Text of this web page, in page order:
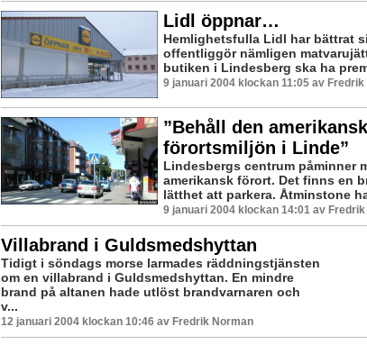
Lidl öppnar…
Hemlighetsfulla Lidl har bättrat
offentliggör nämligen
butiken i Lindesberg ska ha
9 januari 2004 klockan 11:05 av Fredrik
”Behåll den
förortsmiljön i Linde”
Lindesbergs centrum påminner
amerikansk förort. Det finns en
lätthet att parkera. Åtminstone
9 januari 2004 klockan 14:01 av
Villabrand i Guldsmedshyttan
Tidigt i söndags morse larmades räddningstjänsten
om en villabrand i Guldsmedshyttan. En mindre
brand på altanen hade utlöst brandvarnaren och
v...
12 januari 2004 klockan 10:46 av Fredrik Norman